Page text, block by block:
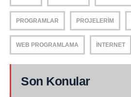
PROGRAMLAR PROJELERIM
WEB PROGRAMLAMA İNTERNET
Son Konular